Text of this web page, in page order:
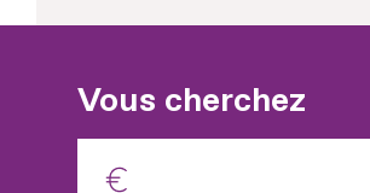
Vous cherchez